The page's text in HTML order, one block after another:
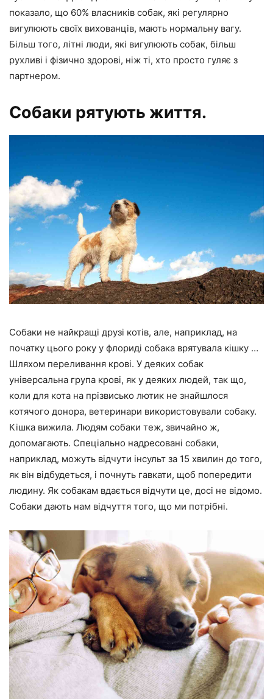
показало, що 60% власників собак, які регулярно
вигулюють своїх вихованців, мають нормальну вагу.
Більш того, літні люди, які вигулюють собак, більш
рухливі і фізично здорові, ніж ті, хто просто гуляє з
партнером.
Собаки рятують життя.
Собаки не найкращі друзі котів, але, наприклад, на
початку цього року у флориді собака врятувала кішку …
Шляхом переливання крові. У деяких собак
універсальна група крові, як у деяких людей, так що,
коли для кота на прізвисько лютик не знайшлося
котячого донора, ветеринари використовували собаку.
Кішка вижила. Людям собаки теж, звичайно ж,
допомагають. Спеціально надресовані собаки,
наприклад, можуть відчути інсульт за 15 хвилин до того,
як він відбудеться, і почнуть гавкати, щоб попередити
людину. Як собакам вдається відчути це, досі не відомо.
Собаки дають нам відчуття того, що ми потрібні.